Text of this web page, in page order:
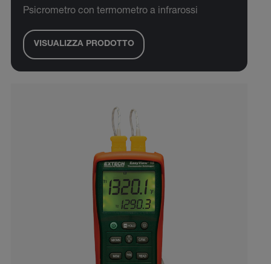
Psicrometro con termometro a infrarossi
VISUALIZZA PRODOTTO